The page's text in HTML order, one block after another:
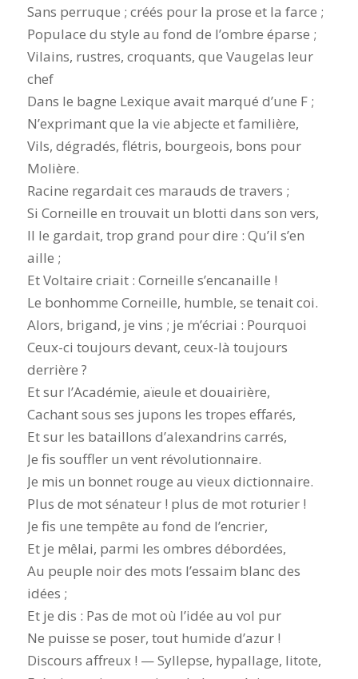
Sans perruque ; créés pour la prose et la farce ;
Populace du style au fond de l’ombre éparse ;
Vilains, rustres, croquants, que Vaugelas leur
chef
Dans le bagne Lexique avait marqué d’une F ;
N’exprimant que la vie abjecte et familière,
Vils, dégradés, flétris, bourgeois, bons pour
Molière.
Racine regardait ces marauds de travers ;
Si Corneille en trouvait un blotti dans son vers,
Il le gardait, trop grand pour dire : Qu’il s’en
aille ;
Et Voltaire criait : Corneille s’encanaille !
Le bonhomme Corneille, humble, se tenait coi.
Alors, brigand, je vins ; je m’écriai : Pourquoi
Ceux-ci toujours devant, ceux-là toujours
derrière ?
Et sur l’Académie, aïeule et douairière,
Cachant sous ses jupons les tropes effarés,
Et sur les bataillons d’alexandrins carrés,
Je fis souffler un vent révolutionnaire.
Je mis un bonnet rouge au vieux dictionnaire.
Plus de mot sénateur ! plus de mot roturier !
Je fis une tempête au fond de l’encrier,
Et je mêlai, parmi les ombres débordées,
Au peuple noir des mots l’essaim blanc des
idées ;
Et je dis : Pas de mot où l’idée au vol pur
Ne puisse se poser, tout humide d’azur !
Discours affreux ! — Syllepse, hypallage, litote,